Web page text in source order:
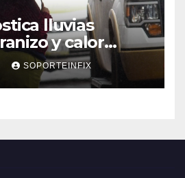
lluvias
y calor
este 7 de
SOPORTEINFIX